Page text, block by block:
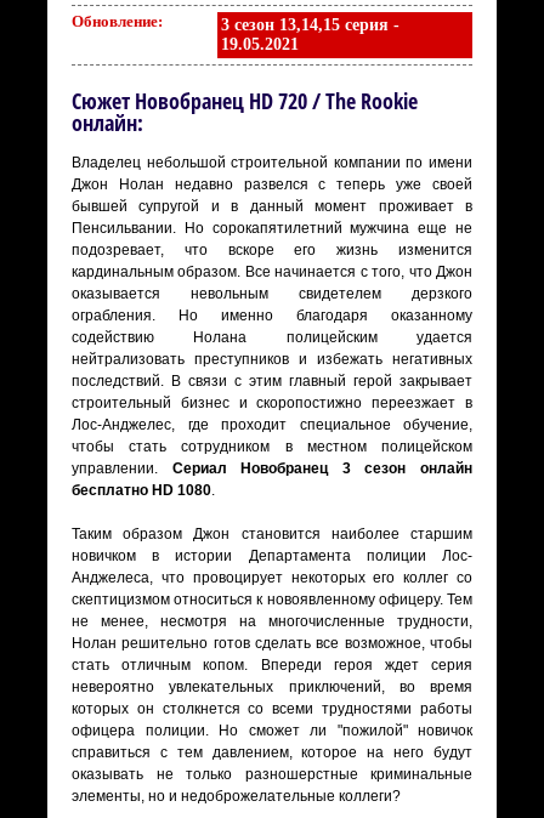
Обновление:
3 сезон 13,14,15 серия -
19.05.2021
Сюжет Новобранец HD 720 / The Rookie
онлайн:
Владелец небольшой строительной компании по имени
Джон Нолан недавно развелся с теперь уже своей
бывшей супругой и в данный момент проживает в
Пенсильвании. Но сорокапятилетний мужчина еще не
подозревает, что вскоре его жизнь изменится
кардинальным образом. Все начинается с того, что Джон
оказывается невольным свидетелем дерзкого
ограбления. Но именно благодаря оказанному
содействию Нолана полицейским удается
нейтрализовать преступников и избежать негативных
последствий. В связи с этим главный герой закрывает
строительный бизнес и скоропостижно переезжает в
Лос-Анджелес, где проходит специальное обучение,
чтобы стать сотрудником в местном полицейском
управлении. Сериал Новобранец 3 сезон онлайн
бесплатно HD 1080.
Таким образом Джон становится наиболее старшим
новичком в истории Департамента полиции Лос-
Анджелеса, что провоцирует некоторых его коллег со
скептицизмом относиться к новоявленному офицеру. Тем
не менее, несмотря на многочисленные трудности,
Нолан решительно готов сделать все возможное, чтобы
стать отличным копом. Впереди героя ждет серия
невероятно увлекательных приключений, во время
которых он столкнется со всеми трудностями работы
офицера полиции. Но сможет ли "пожилой" новичок
справиться с тем давлением, которое на него будут
оказывать не только разношерстные криминальные
элементы, но и недоброжелательные коллеги?